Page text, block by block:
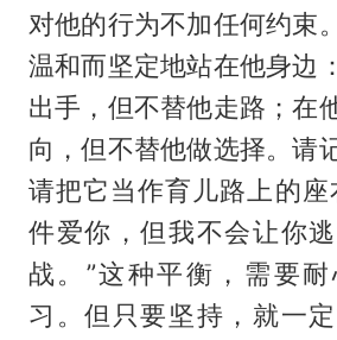
对他的行为不加任何约束
温和而坚定地站在他身边
出手，但不替他走路；在
向，但不替他做选择。请
请把它当作育儿路上的座
件爱你，但我不会让你
战。”这种平衡，需要
习。但只要坚持，就一